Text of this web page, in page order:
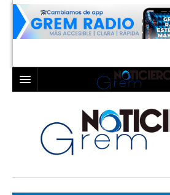
LAGUNA
TORREÓN
GÓMEZ PALACIO
COAHUILA
DURANGO